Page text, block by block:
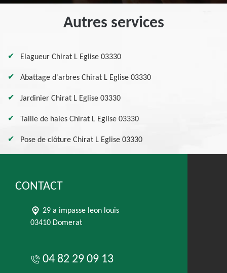
Autres services
Elagueur Chirat L Eglise 03330
Abattage d'arbres Chirat L Eglise 03330
Jardinier Chirat L Eglise 03330
Taille de haies Chirat L Eglise 03330
Pose de clôture Chirat L Eglise 03330
CONTACT
29 a impasse leon louis
03410 Domerat
04 82 29 09 13